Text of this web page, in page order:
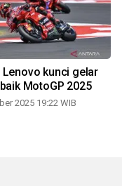
Lenovo kunci gelar
MotoGP 2025
2025 19:22 WIB